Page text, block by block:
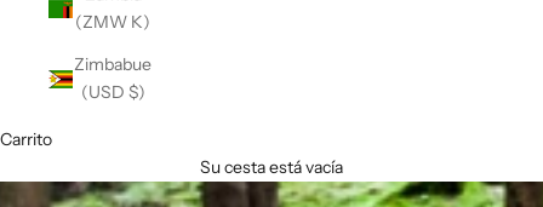
(ZMW K)
Zimbabue
(USD $)
Carrito
Su cesta está vacía